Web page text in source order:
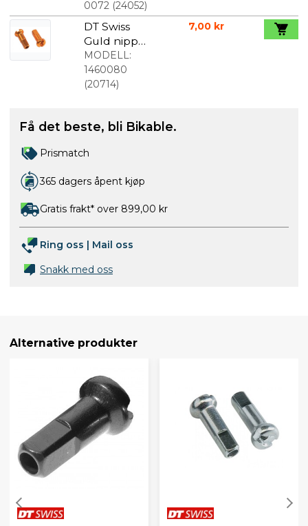
Pull Sort
0072 (24052)
DT Swiss
Guld nippel
2,0 x 12 mm
MODELL:
1460080
(20714)
7,00 kr
Få det beste, bli Bikable.
Prismatch
365 dagers åpent kjøp
Gratis frakt* over 899,00 kr
Ring oss | Mail oss
Snakk med oss
Alternative produkter